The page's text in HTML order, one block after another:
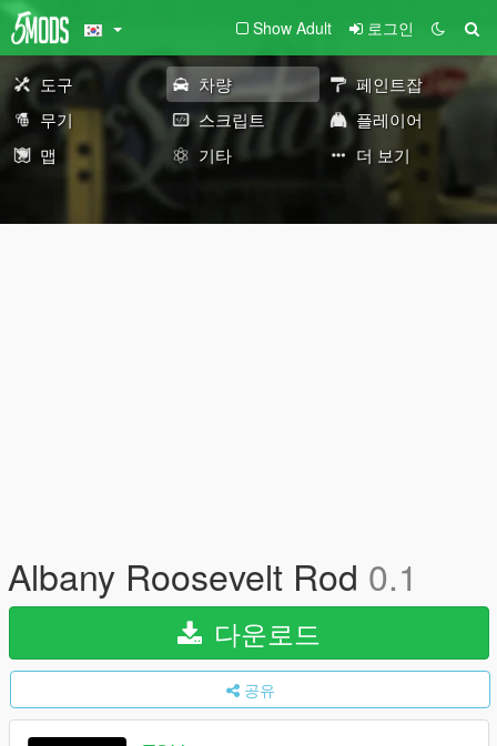
Show Adult 로그인
도구 차량
페인트잡
무기
스크립트
플레이어
맵
기타 더 보기
Albany Roosevelt Rod 0.1
다운로드
공유